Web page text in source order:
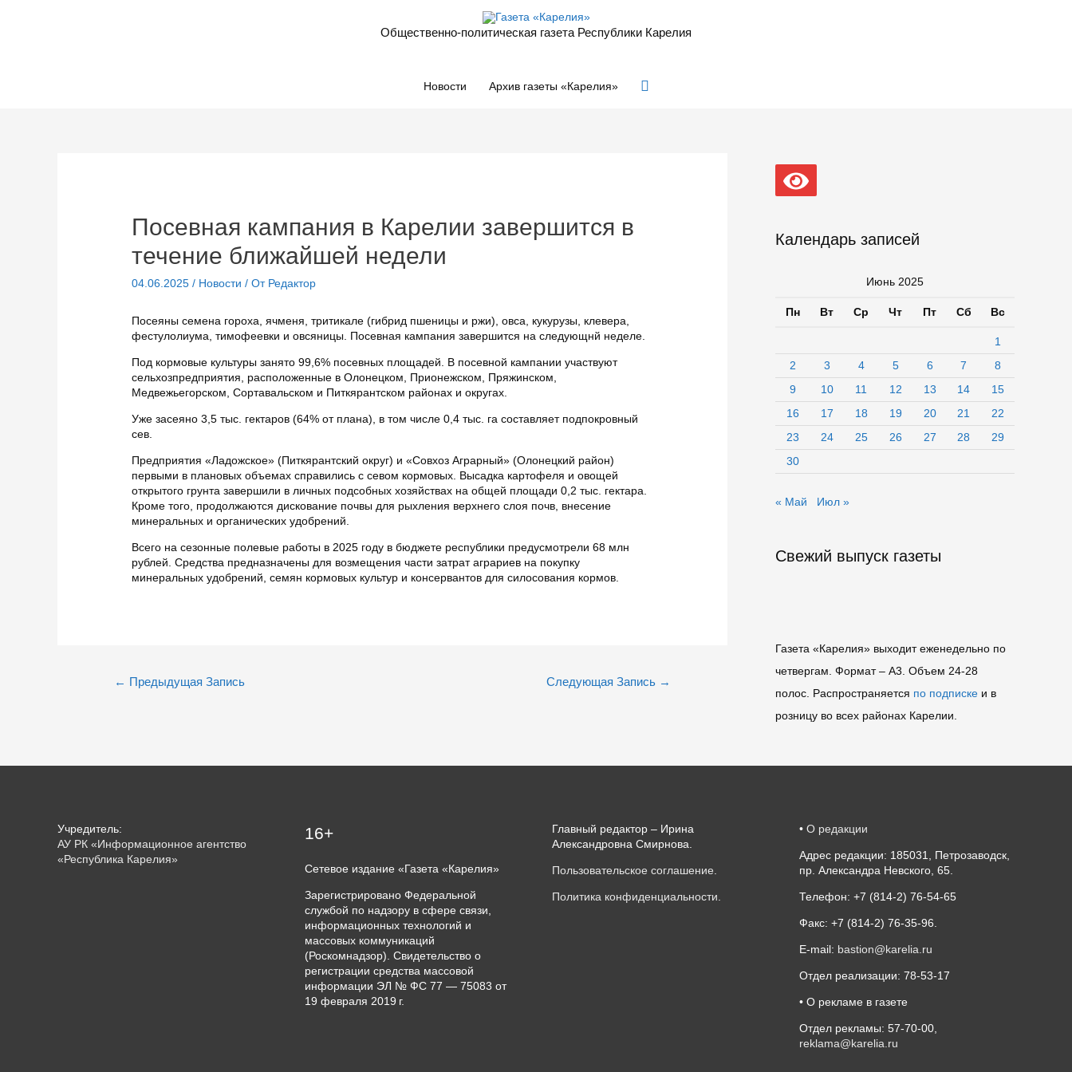
Общественно-политическая газета Республики Карелия
Новости Архив газеты «Карелия» Поиск
Посевная кампания в Карелии завершится в
течение ближайшей недели
04.06.2025 / Новости / От Редактор
Посеяны семена гороха, ячменя, тритикале (гибрид пшеницы и ржи), овса, кукурузы, клевера,
фестулолиума, тимофеевки и овсяницы. Посевная кампания завершится на следующнй неделе.
Под кормовые культуры занято 99,6% посевных площадей. В посевной кампании участвуют
сельхозпредприятия, расположенные в Олонецком, Прионежском, Пряжинском,
Медвежьегорском, Сортавальском и Питкярантском районах и округах.
Уже засеяно 3,5 тыс. гектаров (64% от плана), в том числе 0,4 тыс. га составляет подпокровный
сев.
Предприятия «Ладожское» (Питкярантский округ) и «Совхоз Аграрный» (Олонецкий район)
первыми в плановых объемах справились с севом кормовых. Высадка картофеля и овощей
открытого грунта завершили в личных подсобных хозяйствах на общей площади 0,2 тыс. гектара.
Кроме того, продолжаются дискование почвы для рыхления верхнего слоя почв, внесение
минеральных и органических удобрений.
Всего на сезонные полевые работы в 2025 году в бюджете республики предусмотрели 68 млн
рублей. Средства предназначены для возмещения части затрат аграриев на покупку
минеральных удобрений, семян кормовых культур и консервантов для силосования кормов.
← Предыдущая Запись Следующая Запись →
Календарь записей
Июнь 2025
Пн Вт Ср Чт Пт Сб Вс
1
2
3 4 5 6 7
8
9
10 11 12 13 14
15
16
17 18 19 20 21
22
23
24 25 26 27 28
29
30
« Май Июл »
Свежий выпуск газеты
Газета «Карелия» выходит еженедельно по
четвергам. Формат – A3. Объем 24-28
полос. Распространяется по подписке и в
розницу во всех районах Карелии.
Учредитель:
АУ РК «Информационное агентство
«Республика Карелия»
16+
Сетевое издание «Газета «Карелия»
Зарегистрировано Федеральной
службой по надзору в сфере связи,
информационных технологий и
массовых коммуникаций
(Роскомнадзор). Свидетельство о
регистрации средства массовой
информации ЭЛ № ФС 77 — 75083 от
19 февраля 2019 г.
Главный редактор – Ирина
Александровна Смирнова.
Пользовательское соглашение
Политика конфиденциальности
• О редакции
Адрес редакции: 185031, Петрозаводск,
пр. Александра Невского, 65.
Телефон: +7 (814-2) 76-54-65
Факс: +7 (814-2) 76-35-96.
E-mail: bastion@karelia.ru
Отдел реализации: 78-53-17
• О рекламе в газете
Отдел рекламы: 57-70-00,
reklama@karelia.ru